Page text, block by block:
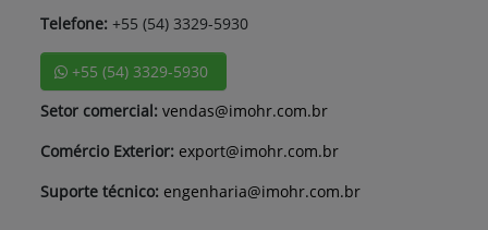
Telefone: +55 (54) 3329-5930
+55 (54) 3329-5930
Setor comercial: vendas@imohr.com.br
Comércio Exterior: export@imohr.com.br
Suporte técnico: engenharia@imohr.com.br